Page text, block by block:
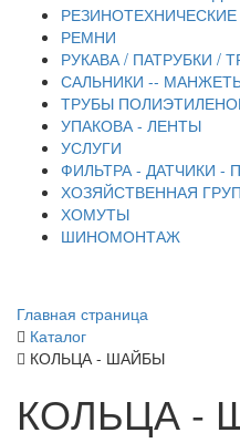
РЕЗИНОТЕХНИЧЕСКИЕ
РЕМНИ
РУКАВА / ПАТРУБКИ /
САЛЬНИКИ --
ТРУБЫ
УПАКОВА - ЛЕНТЫ
УСЛУГИ
ФИЛЬТРА - ДАТЧИКИ -
ХОЗЯЙСТВЕННАЯ
ХОМУТЫ
ШИНОМОНТАЖ
Главная страница
Каталог
КОЛЬЦА - ШАЙБЫ
КОЛЬЦА -